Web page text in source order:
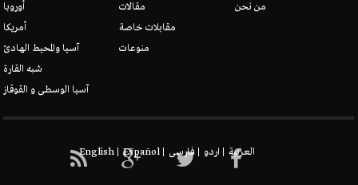
أوروبا
أمريكا
آسيا والمحيط الهادئ
شبه القارة
آسيا الوسطى و القوقاز
مقالات
مقابلات خاصة
منوعات
من نحن
العربیة اردو فارسی Español
English